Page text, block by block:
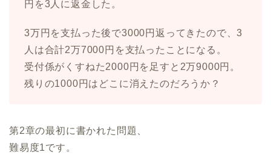
円を3人に返金した。
3万円を支払った後で3000円返ってきたので、3
人は合計2万7000円を支払ったことになる。
受付係がくすねた2000円を足すと2万9000円。
残りの1000円はどこに消えたのだろうか？
第2章の最初に書かれた問題、
難易度1です。